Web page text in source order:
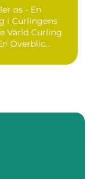
os - En
i Curlingens
Curling
Överblic...